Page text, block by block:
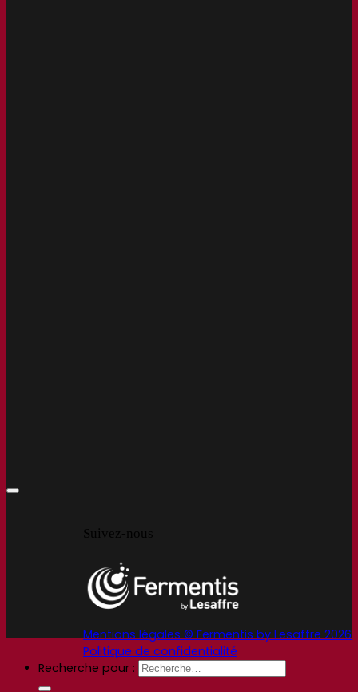
Suivez-nous
Mentions légales © Fermentis by Lesaffre 2026
Politique de confidentialité
Recherche pour :